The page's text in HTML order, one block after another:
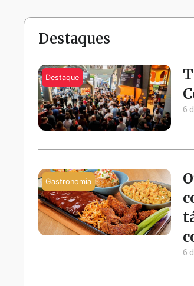
Destaques
6
6